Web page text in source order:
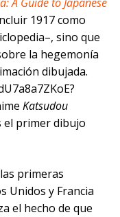
1917 como
sino que
la hegemonía
dibujada.
Katsudou
el primer dibujo
primeras
Unidos y Francia
el hecho de que